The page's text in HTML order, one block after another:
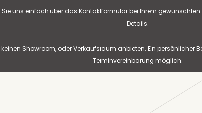
Sie uns einfach über das Kontaktformular bei Ihrem
Details.
Showroom, oder Verkaufsraum anbieten. Ein
Terminvereinbarung möglich.